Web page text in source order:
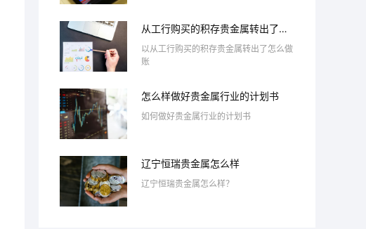
从工行购买的积存贵金属转出了怎
么做账
以从工行购买的积存贵金属转出了怎么做
账
怎么样做好贵金属行业的计划书
如何做好贵金属行业的计划书
辽宁恒瑞贵金属怎么样
辽宁恒瑞贵金属怎么样？